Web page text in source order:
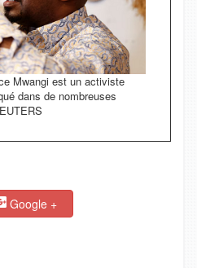
Mwangi est un activiste
dans de nombreuses
Google +